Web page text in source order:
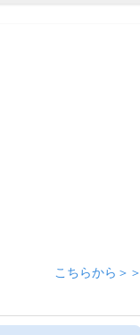
こちらから＞＞